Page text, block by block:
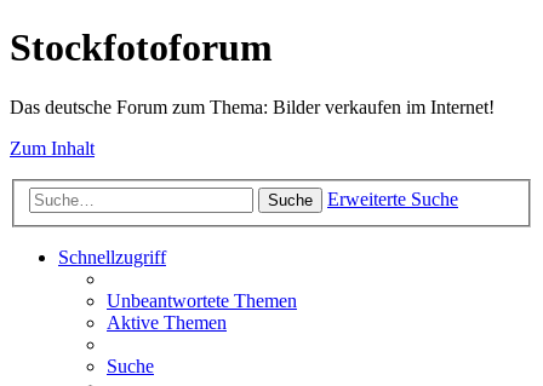
Stockfotoforum
Das deutsche Forum zum Thema: Bilder verkaufen im Internet!
Zum Inhalt
Suche Erweiterte Suche
Schnellzugriff
Unbeantwortete Themen
Aktive Themen
Suche